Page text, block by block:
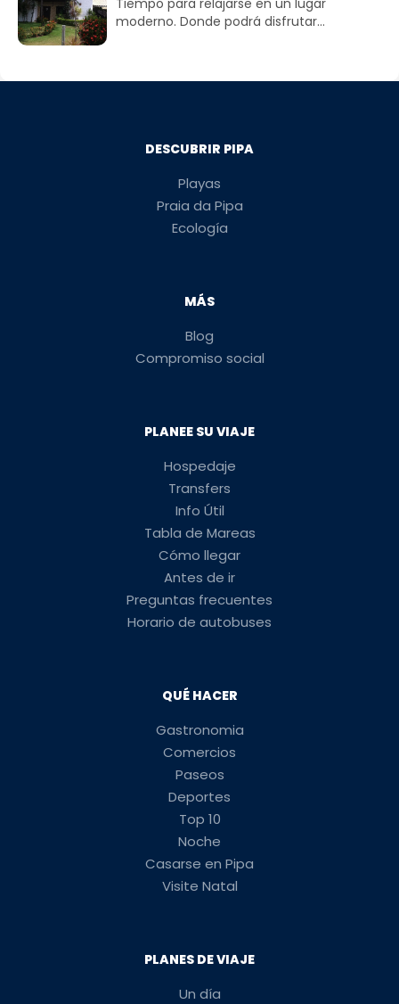
moderno. Donde podrá disfrutar...
DESCUBRIR PIPA
Playas
Praia da Pipa
Ecología
MÁS
Blog
Compromiso social
PLANEE SU VIAJE
Hospedaje
Transfers
Info Útil
Tabla de Mareas
Cómo llegar
Antes de ir
Preguntas frecuentes
Horario de autobuses
QUÉ HACER
Gastronomia
Comercios
Paseos
Deportes
Top 10
Noche
Casarse en Pipa
Visite Natal
PLANES DE VIAJE
Un día